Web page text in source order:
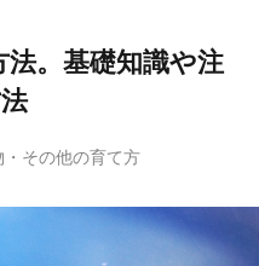
。基礎知識や注
その他の育て方